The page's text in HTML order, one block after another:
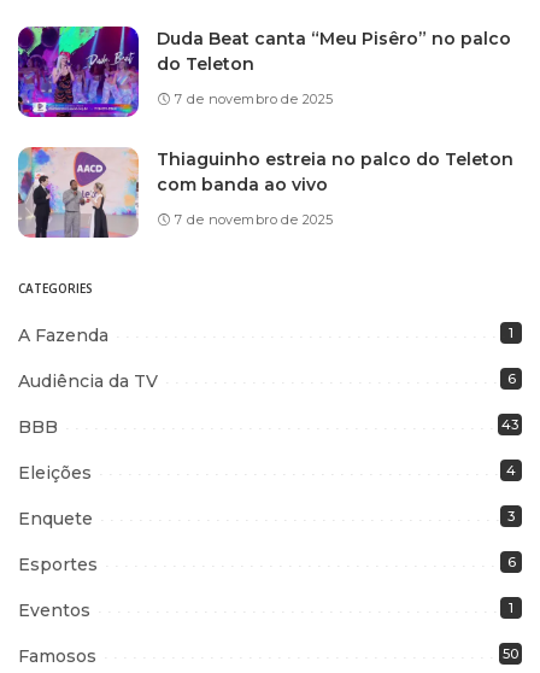
Duda Beat canta “Meu Pisêro” no palco
do Teleton
7 de novembro de 2025
Thiaguinho estreia no palco do Teleton
com banda ao vivo
7 de novembro de 2025
CATEGORIES
A Fazenda 1
Audiência da TV 6
BBB 43
Eleições 4
Enquete 3
Esportes 6
Eventos 1
Famosos 50